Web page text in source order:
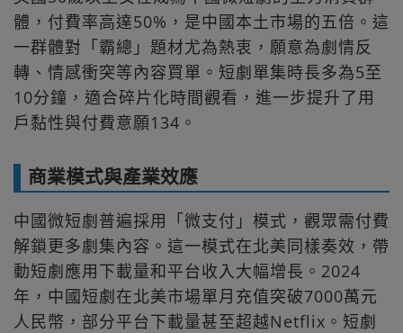
體，付費率高達50%，是中國本土市場的五倍。這
一群體對「霸總」題材尤為熱衷，願意為劇情反
轉、情感衝突等內容買單。短劇單集時長多為5至
10分鐘，適合碎片化時間觀看，進一步提升了用
戶黏性與付費意願134。
商業模式與產業效應
中國微短劇普遍採用「微支付」模式，觀眾需付費
解鎖更多劇集內容。這一模式在北美同樣奏效，帶
動短劇應用下載量和平台收入大幅增長。2024
年，中國短劇在北美市場單月充值突破7000萬元
人民幣，部分平台下載量甚至超越Netflix。短劇